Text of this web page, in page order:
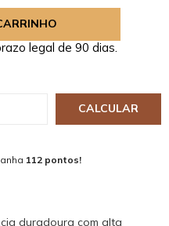
legal de 90 dias.
CALCULAR
112 pontos!
duradoura com alta